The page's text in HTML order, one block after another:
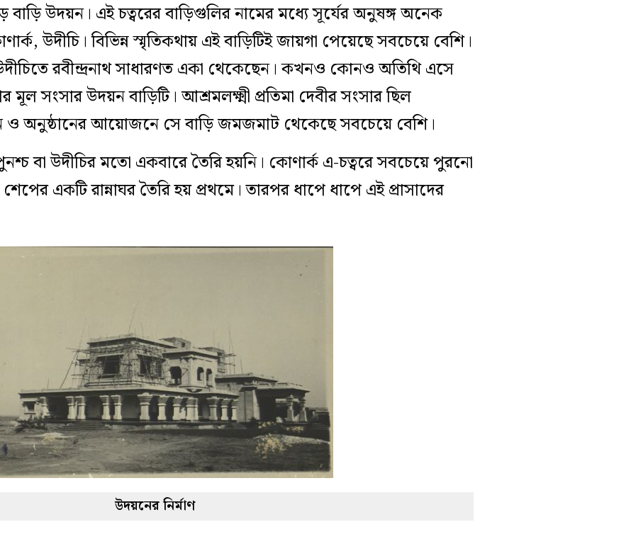
বাড়ি উদয়ন। এই চত্বরের বাড়িগুলির নামের মধ্যে সূর্যের অনুষঙ্গ অনেক
উদীচি। বিভিন্ন স্মৃতিকথায় এই বাড়িটিই জায়গা পেয়েছে সবচেয়ে বেশি।
রবীন্দ্রনাথ সাধারণত একা থেকেছেন। কখনও কোনও অতিথি এসে
মূল সংসার উদয়ন বাড়িটি। আশ্রমলক্ষ্মী প্রতিমা দেবীর সংসার ছিল
অনুষ্ঠানের আয়োজনে সে বাড়ি জমজমাট থেকেছে সবচেয়ে বেশি।
বা উদীচির মতো একবারে তৈরি হয়নি। কোণার্ক এ-চত্বরে সবচেয়ে পুরনো
একটি রান্নাঘর তৈরি হয় প্রথমে। তারপর ধাপে ধাপে এই প্রাসাদের
উদয়নের নির্মাণ